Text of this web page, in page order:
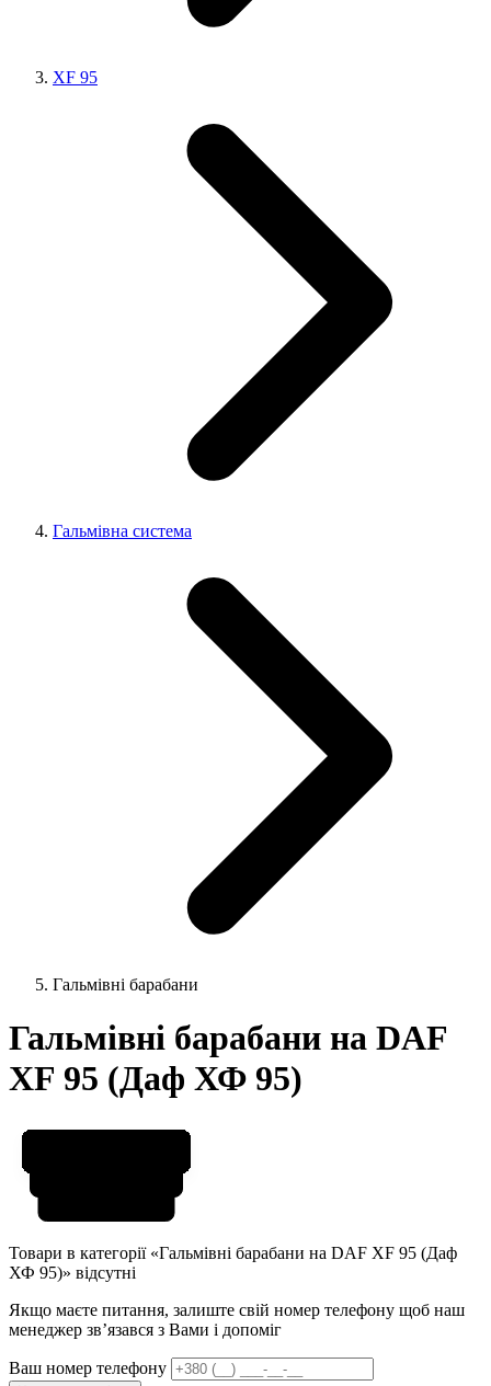
XF 95
Гальмівна система
Гальмівні барабани
Гальмівні барабани на DAF
XF 95 (Даф ХФ 95)
Товари в категорії «Гальмівні барабани на DAF XF 95 (Даф
ХФ 95)» відсутні
Якщо маєте питання, залиште свій номер телефону щоб наш
менеджер звʼязався з Вами і допоміг
Ваш номер телефону